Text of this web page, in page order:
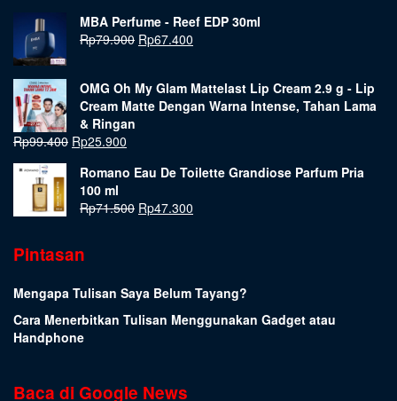
MBA Perfume - Reef EDP 30ml
Rp79.900 Rp67.400
OMG Oh My Glam Mattelast Lip Cream 2.9 g - Lip
Cream Matte Dengan Warna Intense, Tahan Lama
& Ringan
Rp99.400 Rp25.900
Romano Eau De Toilette Grandiose Parfum Pria
100 ml
Rp71.500 Rp47.300
Pintasan
Mengapa Tulisan Saya Belum Tayang?
Cara Menerbitkan Tulisan Menggunakan Gadget atau
Handphone
Baca di Google News